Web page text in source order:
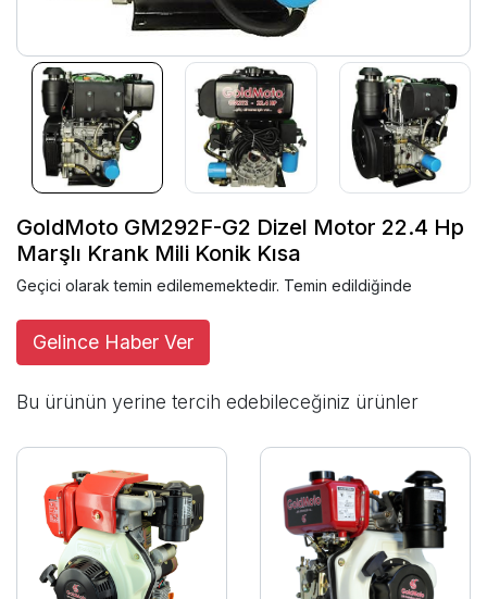
GoldMoto GM292F-G2 Dizel Motor 22.4 Hp
Marşlı Krank Mili Konik Kısa
Geçici olarak temin edilememektedir. Temin edildiğinde
Gelince Haber Ver
Bu ürünün yerine tercih edebileceğiniz ürünler